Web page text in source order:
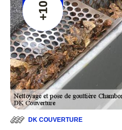
+10
DK COUVERTURE